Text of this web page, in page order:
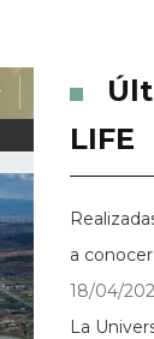
LIFE
a
18/04/
La